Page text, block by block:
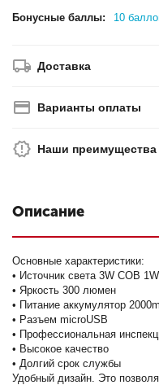
Бонусные баллы: 10
Доставка
Варианты оплаты
Наши преимущества
Описание
Основные характеристики:
• Источник света 3W COB
• Яркость 300 люмен
• Питание аккумулятор
• Разъем microUSB
• Профессиональная
• Высокое качество
• Долгий срок службы
Удобный дизайн. Это